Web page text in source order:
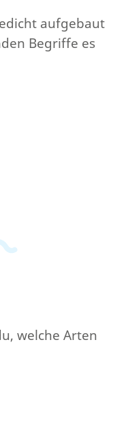
aufgebaut
Begriffe es
welche Arten